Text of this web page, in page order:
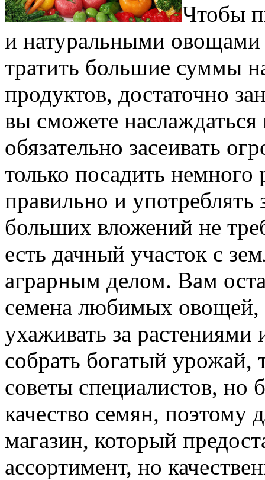
Чтобы
и натуральными овощами
тратить большие суммы
продуктов, достаточно
вы сможете
обязательно засеивать
только посадить
правильно и
больших вложений не
есть дачный участок с
аграрным делом. Вам
семена любимых овощей,
ухаживать за
собрать богатый урожай,
советы специалистов, но
качество семян, поэтому
магазин, который
ассортимент, но